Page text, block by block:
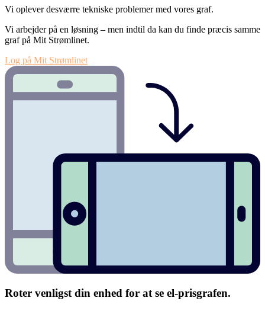
Vi oplever desværre tekniske problemer med vores graf.
Vi arbejder på en løsning – men indtil da kan du finde præcis samme
graf på Mit Strømlinet.
Log på Mit Strømlinet
Roter venligst din enhed for at se el-prisgrafen.